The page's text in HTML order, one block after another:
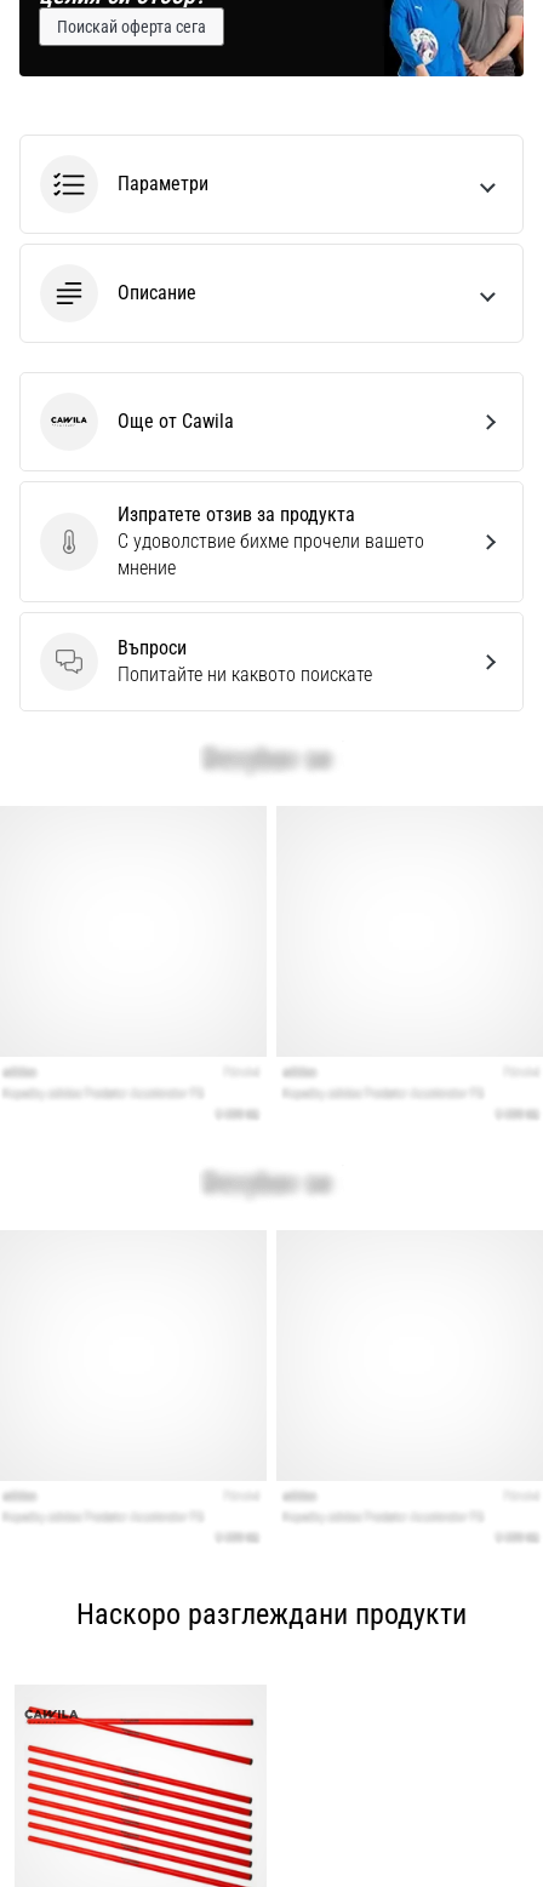
Поискай оферта сега
Параметри
Описание
Изпратете отзив за продукта
Изпратете отзив за продукта
С удоволствие бихме прочели вашето
мнение
Въпроси
Въпроси
Попитайте ни каквото поискате
Cawila Още от Cawila
Наскоро разглеждани продукти